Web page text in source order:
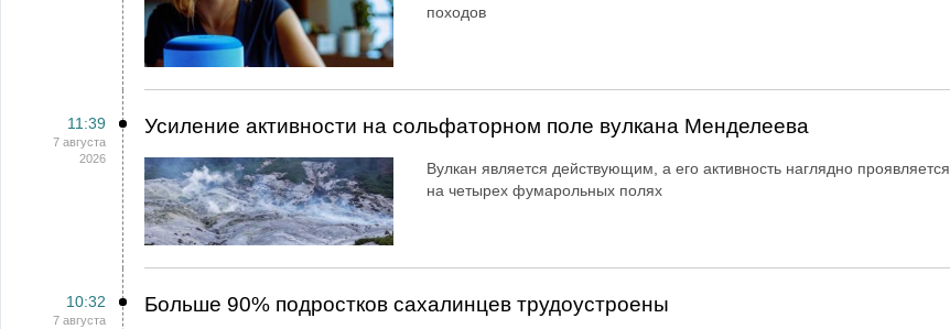
походов
11:39
7 августа
2026
Усиление активности на сольфаторном поле вулкана Менделеева
Вулкан является действующим, а его активность наглядно проявляется
на четырех фумарольных полях
10:32
7 августа
Больше 90% подростков сахалинцев трудоустроены